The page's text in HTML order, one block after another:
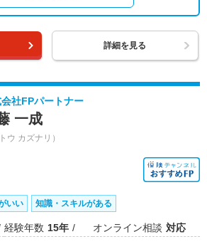
詳細を見る
社FPパートナー
一成
ウ カズナリ）
いい 知識・スキルがある
経験年数 15年 オンライン相談 対応